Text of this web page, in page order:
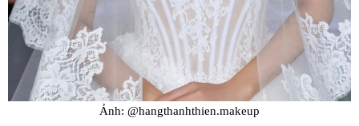
Ảnh: @hangthanhthien.makeup